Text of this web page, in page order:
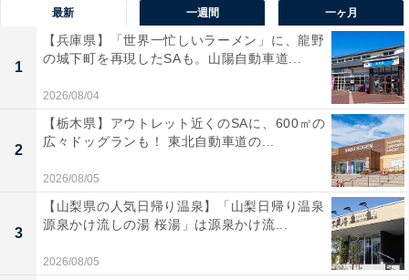
コール情報サイトのチェックをしておきたいですね。
最新 一週間 一ヶ月
1
【兵庫県】「世界一忙しいラーメン」に、龍野
の城下町を再現したSAも。山陽自動車道...
2026/08/04
2
【栃木県】アウトレット近くのSAに、600㎡の
広々ドッグランも！ 東北自動車道の...
2026/08/05
3
【山梨県の人気日帰り温泉】「山梨日帰り温泉
源泉かけ流しの湯 桜湯」は源泉かけ流...
2026/08/05